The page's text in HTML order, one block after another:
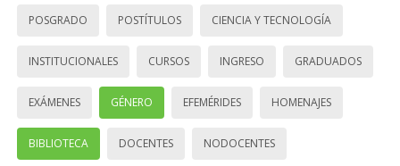
POSGRADO POSTÍTULOS CIENCIA Y TECNOLOGÍA
INSTITUCIONALES CURSOS INGRESO GRADUADOS
EXÁMENES GÉNERO EFEMÉRIDES HOMENAJES
BIBLIOTECA DOCENTES NODOCENTES